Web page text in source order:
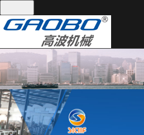
全國統(tǒng)一服務(wù)熱線：
13395101668
網(wǎng)站首頁